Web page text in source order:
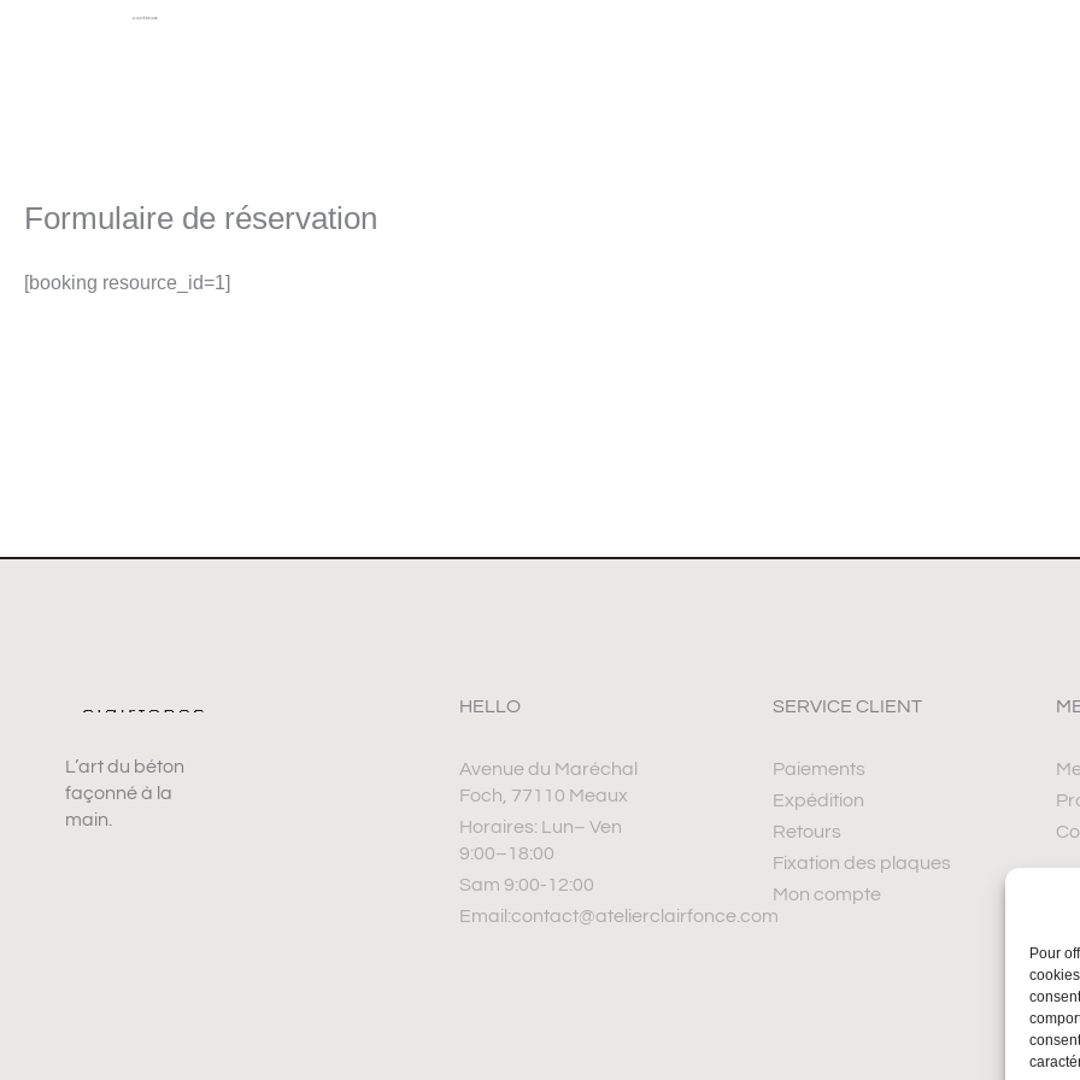
Pour
Formulaire de réservation
[booking resource_id=1]
L’art du béton
façonné à la
main.
HELLO
Avenue du Maréchal
Foch, 77110 Meaux
Horaires: Lun– Ven
9:00–18:00
Sam 9:00-12:00
Email:contact@atelierclairfonce.com
SERVICE CLIENT
Paiements
Expédition
Retours
Fixation des plaques
Mon compte